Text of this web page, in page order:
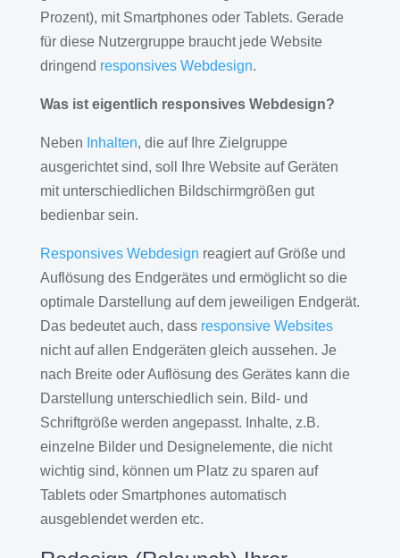
Prozent), mit Smartphones oder Tablets. Gerade
für diese Nutzergruppe braucht jede Website
dringend responsives Webdesign.
Was ist eigentlich responsives Webdesign?
Neben Inhalten, die auf Ihre Zielgruppe
ausgerichtet sind, soll Ihre Website auf Geräten
mit unterschiedlichen Bildschirmgrößen gut
bedienbar sein.
Responsives Webdesign reagiert auf Größe und
Auflösung des Endgerätes und ermöglicht so die
optimale Darstellung auf dem jeweiligen Endgerät.
Das bedeutet auch, dass responsive Websites
nicht auf allen Endgeräten gleich aussehen. Je
nach Breite oder Auflösung des Gerätes kann die
Darstellung unterschiedlich sein. Bild- und
Schriftgröße werden angepasst. Inhalte, z.B.
einzelne Bilder und Designelemente, die nicht
wichtig sind, können um Platz zu sparen auf
Tablets oder Smartphones automatisch
ausgeblendet werden etc.